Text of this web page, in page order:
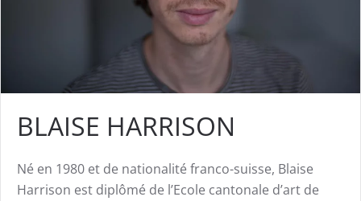
BLAISE HARRISON
Né en 1980 et de nationalité franco-suisse, Blaise
Harrison est diplômé de l’Ecole cantonale d’art de